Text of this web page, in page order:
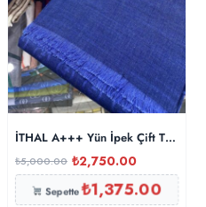
İTHAL A+++ Yün İpek Çift Taraflı
₺5,000.00 ₺2,750.00
Sepette₺1,375.00